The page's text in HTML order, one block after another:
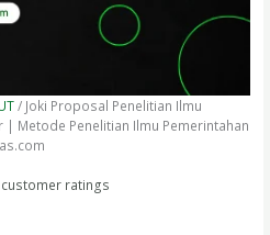
/ Joki Proposal Penelitian Ilmu
| Metode Penelitian Ilmu Pemerintahan
customer ratings